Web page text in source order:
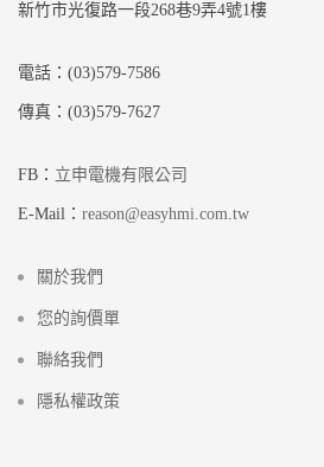
新竹市光復路一段268巷9弄4號1樓
電話：(03)579-7586
傳真：(03)579-7627
FB： 立申電機有限公司
E-Mail： reason@easyhmi.com.tw
關於我們
您的詢價單
聯絡我們
隱私權政策